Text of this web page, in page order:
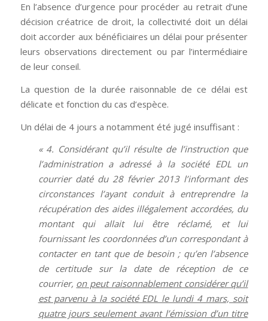
En l’absence d’urgence pour procéder au retrait d’une
décision créatrice de droit, la collectivité doit un délai
doit accorder aux bénéficiaires un délai pour présenter
leurs observations directement ou par l’intermédiaire
de leur conseil.
La question de la durée raisonnable de ce délai est
délicate et fonction du cas d’espèce.
Un délai de 4 jours a notamment été jugé insuffisant :
« 4. Considérant qu’il résulte de l’instruction que
l’administration a adressé à la société EDL un
courrier daté du 28 février 2013 l’informant des
circonstances l’ayant conduit à entreprendre la
récupération des aides illégalement accordées, du
montant qui allait lui être réclamé, et lui
fournissant les coordonnées d’un correspondant à
contacter en tant que de besoin ; qu’en l’absence
de certitude sur la date de réception de ce
courrier, on peut raisonnablement considérer qu’il
est parvenu à la société EDL le lundi 4 mars, soit
quatre jours seulement avant l’émission d’un titre